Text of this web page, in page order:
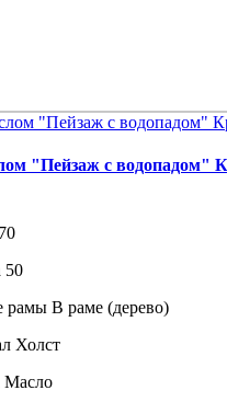
"Пейзаж с водопадом"
70
50
рамы В раме (дерево)
Холст
Масло